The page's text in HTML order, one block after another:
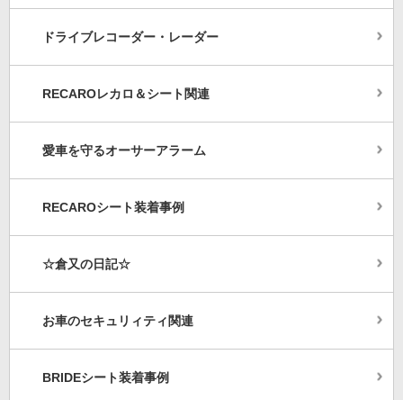
ドライブレコーダー・レーダー
RECAROレカロ＆シート関連
愛車を守るオーサーアラーム
RECAROシート装着事例
☆倉又の日記☆
お車のセキュリィティ関連
BRIDEシート装着事例